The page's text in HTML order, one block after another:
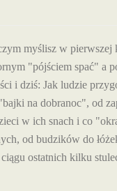
myślisz w
"pójściem spać" a
i dziś: Jak ludzie
na dobranoc", od
w ich snach i co
od budzików do
ostatnich kilku